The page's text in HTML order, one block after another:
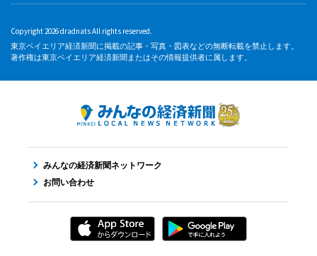
Copyright 2026 dradnats All rights reserved.
東京ベイエリア経済新聞に掲載の記事・写真・図表などの無断転載を禁止します。
著作権は東京ベイエリア経済新聞またはその情報提供者に属します。
みんなの経済新聞ネットワーク
お問い合わせ